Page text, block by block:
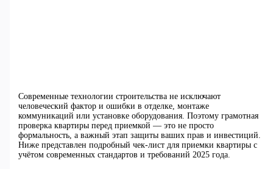
Современные технологии строительства не исключают
человеческий фактор и ошибки в отделке, монтаже
коммуникаций или установке оборудования. Поэтому грамотная
проверка квартиры перед приемкой — это не просто
формальность, а важный этап защиты ваших прав и инвестиций.
Ниже представлен подробный чек-лист для приемки квартиры с
учётом современных стандартов и требований 2025 года.